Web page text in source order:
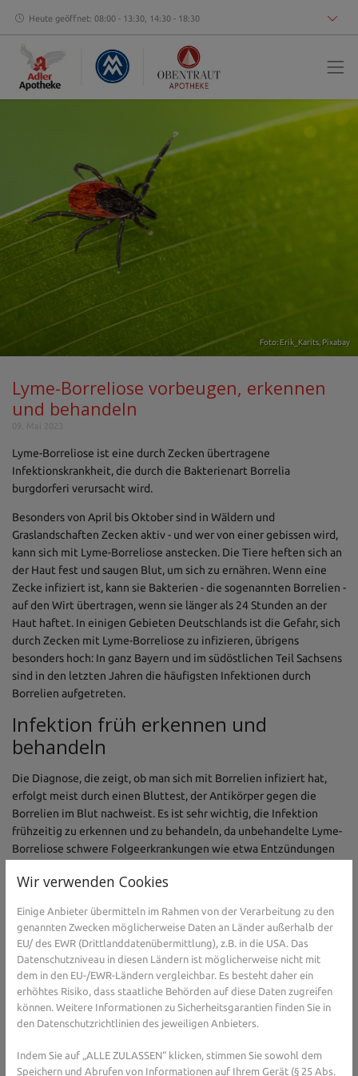
Heute geöffnet: 08:00 - 13:30, 14:30 - 18:30
Foto: Erik_Karits, Pixabay
Lyme-Borreliose vorbeugen, erkennen
und behandeln
Lyme-Borreliose ist eine durch Zecken übertragene
Infektionskrankheit, die durch die Bakterienart Borrelia
burgdorferi verursacht wird.
Besonders von April bis Oktober sind in Wäldern und
Graslandschaften Zecken aktiv - und wer von einer gebissen wird,
kann sich mit Lyme-Borreliose anstecken. Die Tiere heften sich an
der Haut fest und saugen Blut, um sich zu ernähren. Wenn eine
Zecke infiziert ist, kann sie Bakterien - die sogenannten Borrelien -
auf den Wirt übertragen, wenn sie länger als 24 Stunden an der
Haut haftet. In einigen Gebieten Deutschlands ist die Gefahr, sich
durch Zecken mit Lyme-Borreliose zu infizieren, übrigens
besonders hoch: In ganz Bayern und im südöstlichen Teil Sachsens
sind in den letzten Jahren die häufigsten Infektionen durch
Borrelien aufgetreten.
Infektion früh erkennen und
behandeln
Die Diagnose, die zeigt, ob man sich mit Borrelien infiziert hat,
erfolgt meist durch einen Bluttest, der Antikörper gegen die
Borrelien im Blut nachweist. Es ist sehr wichtig, die Infektion
frühzeitig zu erkennen und zu behandeln, da unbehandelte Lyme-
Borreliose schwere Folgeerkrankungen wie etwa Entzündungen
Zeckenstich auf mögliche Symptome der Lyme-Borreliose zu
dazu können rote Hautausschläge und Gelenkschmerzen kommen.
Allerdings kann es auch sein, dass die Infektion mit den Borrelien
komplett unbemerkt bleibt, da sie völlig ohne Symptome verläuft.
Sie haben Fragen zu Lyme-Borreliose oder dem
Immunsystem/Infektionen im Allgemeinen?
Region beraten Sie gerne.Hier gelangen Sie zur
Wir verwenden Cookies
Einige Anbieter übermitteln im Rahmen von der Verarbeitung zu den
genannten Zwecken möglicherweise Daten an Länder außerhalb der
EU/ des EWR (Drittlanddatenübermittlung), z.B. in die USA. Das
Datenschutzniveau in diesen Ländern ist möglicherweise nicht mit
dem in den EU-/EWR-Ländern vergleichbar. Es besteht daher ein
erhöhtes Risiko, dass staatliche Behörden auf diese Daten zugreifen
können. Weitere Informationen zu Sicherheitsgarantien finden Sie in
den Datenschutzrichtlinien des jeweiligen Anbieters.
Indem Sie auf „ALLE ZULASSEN“ klicken, stimmen Sie sowohl dem
Speichern und Abrufen von Informationen auf Ihrem Gerät (§ 25 Abs.